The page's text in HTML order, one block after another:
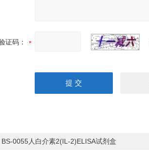
证码：
BS-0055人白介素2(IL-2)ELISA试剂盒